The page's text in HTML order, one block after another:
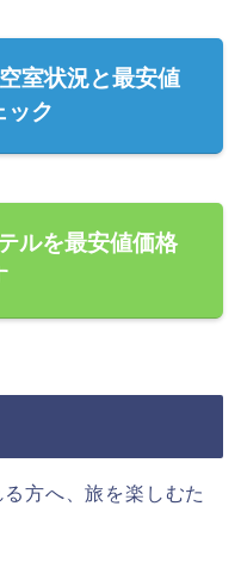
室状況と最安値
ック
ルを最安値価格
方へ、旅を楽しむた